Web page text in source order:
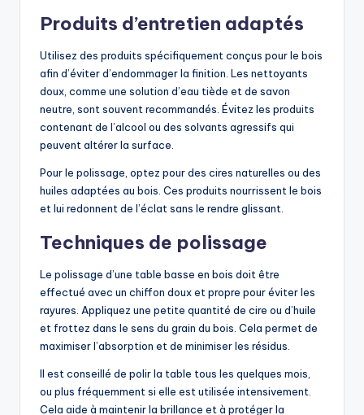
Produits d’entretien adaptés
Utilisez des produits spécifiquement conçus pour le bois
afin d’éviter d’endommager la finition. Les nettoyants
doux, comme une solution d’eau tiède et de savon
neutre, sont souvent recommandés. Évitez les produits
contenant de l’alcool ou des solvants agressifs qui
peuvent altérer la surface.
Pour le polissage, optez pour des cires naturelles ou des
huiles adaptées au bois. Ces produits nourrissent le bois
et lui redonnent de l’éclat sans le rendre glissant.
Techniques de polissage
Le polissage d’une table basse en bois doit être
effectué avec un chiffon doux et propre pour éviter les
rayures. Appliquez une petite quantité de cire ou d’huile
et frottez dans le sens du grain du bois. Cela permet de
maximiser l’absorption et de minimiser les résidus.
Il est conseillé de polir la table tous les quelques mois,
ou plus fréquemment si elle est utilisée intensivement.
Cela aide à maintenir la brillance et à protéger la